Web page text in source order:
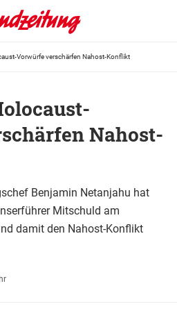
Vorwürfe verschärfen Nahost-Konflikt
Nahost-
Benjamin Netanjahu hat
Mitschuld am
damit den Nahost-Konflikt